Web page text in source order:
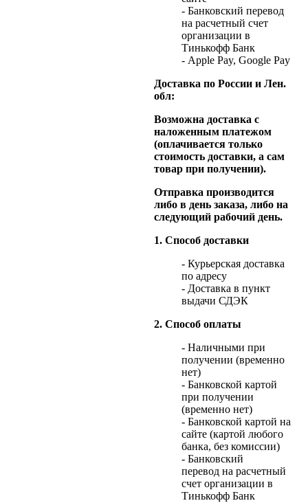
- Банковский перевод
на расчетный счет
организации в
Тинькофф Банк
- Apple Pay, Google Pay
Доставка по России и Лен.
обл:
Возможна доставка с
наложенным платежом
(оплачивается только
стоимость доставки, а сам
товар при получении).
Отправка производится
либо в день заказа, либо на
следующий рабочий день.
1. Способ доставки
- Курьерская доставка
по адресу
- Доставка в пункт
выдачи СДЭК
2. Способ оплаты
- Наличными при
получении (временно
нет)
- Банковской картой
при получении
(временно нет)
- Банковской картой на
сайте (картой любого
банка, без комиссии)
- Банковский
перевод на расчетный
счет организации в
Тинькофф Банк